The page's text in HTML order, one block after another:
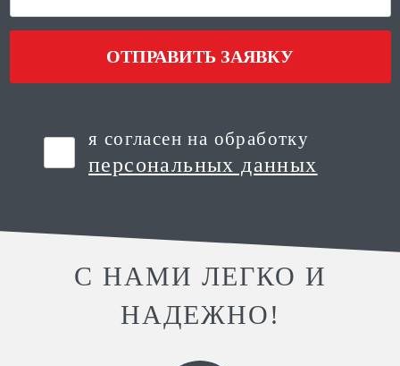
ОТПРАВИТЬ ЗАЯВКУ
я согласен на обработку
персональных данных
С НАМИ ЛЕГКО И
НАДЕЖНО!